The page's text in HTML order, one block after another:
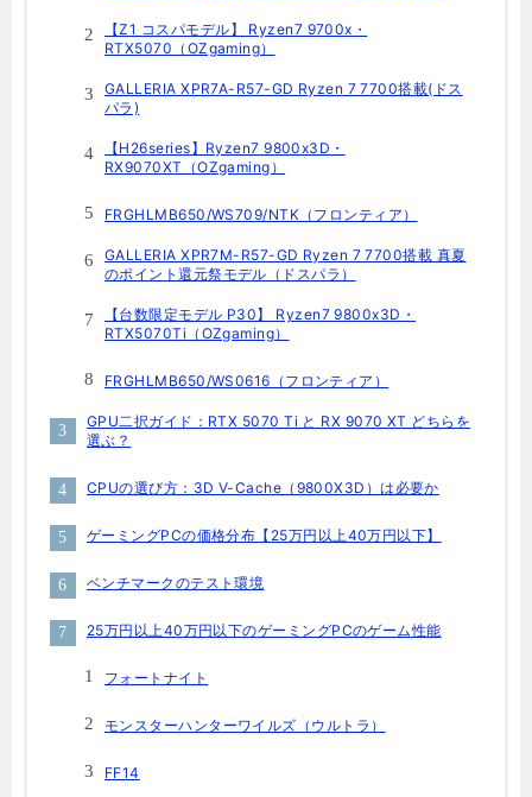
【Z1 コスパモデル】 Ryzen7 9700x・
RTX5070（OZgaming）
GALLERIA XPR7A-R57-GD Ryzen 7 7700搭載(ドス
パラ)
【H26series】Ryzen7 9800x3D・
RX9070XT（OZgaming）
FRGHLMB650/WS709/NTK（フロンティア）
GALLERIA XPR7M-R57-GD Ryzen 7 7700搭載 真夏
のポイント還元祭モデル（ドスパラ）
【台数限定モデル P30】 Ryzen7 9800x3D・
RTX5070Ti（OZgaming）
FRGHLMB650/WS0616（フロンティア）
GPU二択ガイド：RTX 5070 Ti と RX 9070 XT どちらを
選ぶ？
CPUの選び方：3D V-Cache（9800X3D）は必要か
ゲーミングPCの価格分布【25万円以上40万円以下】
ベンチマークのテスト環境
25万円以上40万円以下のゲーミングPCのゲーム性能
フォートナイト
モンスターハンターワイルズ（ウルトラ）
FF14